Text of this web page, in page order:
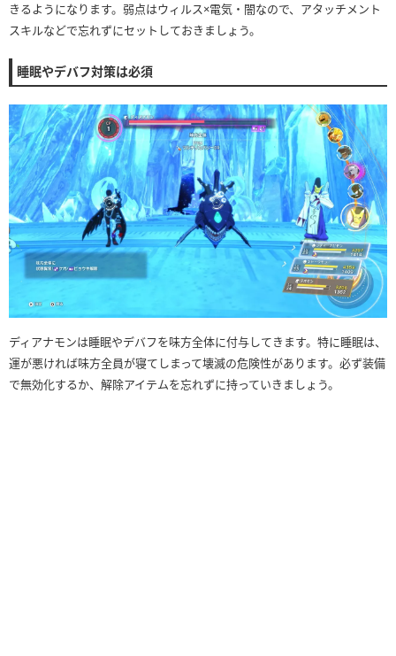
きるようになります。弱点はウィルス×電気・闇なので、アタッチメント
スキルなどで忘れずにセットしておきましょう。
睡眠やデバフ対策は必須
ディアナモンは睡眠やデバフを味方全体に付与してきます。特に睡眠は、
運が悪ければ味方全員が寝てしまって壊滅の危険性があります。必ず装備
で無効化するか、解除アイテムを忘れずに持っていきましょう。